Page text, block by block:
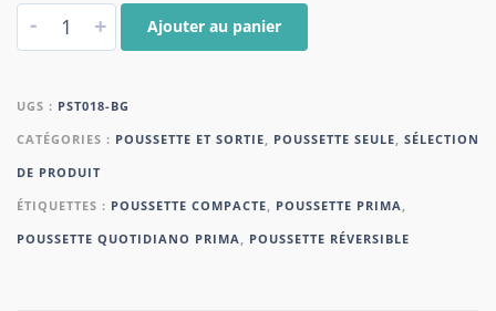
- + Ajouter au panier
UGS : PST018-BG
CATÉGORIES : POUSSETTE ET SORTIE POUSSETTE SEULE SÉLECTION
DE PRODUIT
ÉTIQUETTES : POUSSETTE COMPACTE POUSSETTE PRIMA
POUSSETTE QUOTIDIANO PRIMA
POUSSETTE RÉVERSIBLE